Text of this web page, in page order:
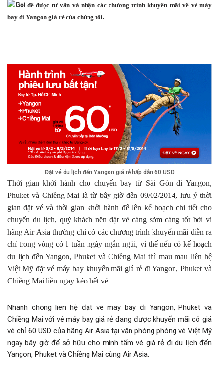
Gọi để được tư vấn và nhận các chương trình khuyến mãi về vé máy
bay đi Yangon giá rẻ của chúng tôi.
Đặt vé du lịch đến Yangon giá rẻ hấp dẫn 60 USD
Thời gian khởi hành cho chuyến bay từ Sài Gòn đi Yangon,
Phuket và Chiềng Mai là từ bây giờ đến 09/02/2014, lưu ý thời
gian đặt vé và thời gian khởi hành để lên kế hoạch chi tiết cho
chuyến du lịch, quý khách nên đặt vé càng sớm càng tốt bởi vì
hãng Air Asia thường chỉ có các chương trình khuyến mãi diễn ra
chỉ trong vòng có 1 tuần ngày ngắn ngủi, vì thế nếu có kế hoạch
du lịch đến Yangon, Phuket và Chiềng Mai thì mau mau liên hệ
Việt Mỹ đặt vé máy bay khuyến mãi giá rẻ đi Yangon, Phuket và
Chiềng Mai liền ngay kẻo hết vé.
Nhanh chóng liên hệ đặt vé máy bay đi Yangon, Phuket và
Chiềng Mai với vé máy bay giá rẻ đang được khuyến mãi có giá
vé chỉ 60 USD của hãng Air Asia tại văn phòng phòng vé Việt Mỹ
ngay bây giờ để sở hữu cho mình tấm vé giá rẻ đi du lịch đến
Yangon, Phuket và Chiềng Mai cùng Air Asia.